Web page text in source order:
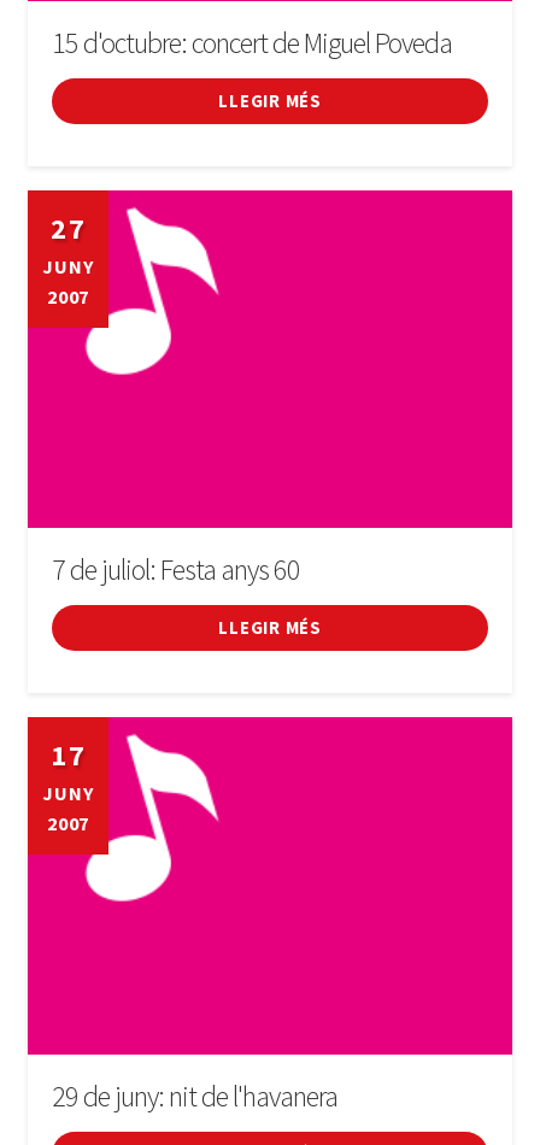
15 d'octubre: concert de Miguel Poveda
LLEGIR MÉS
27
JUNY
2007
7 de juliol: Festa anys 60
LLEGIR MÉS
17
JUNY
2007
29 de juny: nit de l'havanera